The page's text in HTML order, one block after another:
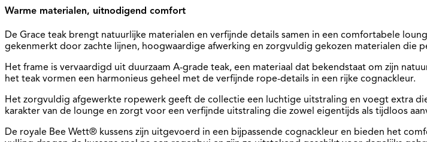
Warme materialen, uitnodigend comfort
De Grace teak brengt natuurlijke materialen en verfijnde details samen in een comfortabele
gekenmerkt door zachte lijnen, hoogwaardige afwerking en zorgvuldig gekozen materialen die
Het frame is vervaardigd uit duurzaam A-grade teak, een materiaal dat bekendstaat om zijn
het teak vormen een harmonieus geheel met de verfijnde rope-details in een rijke cognackleur.
Het zorgvuldig afgewerkte ropewerk geeft de collectie een luchtige uitstraling en voegt extra
karakter van de lounge en zorgt voor een verfijnde uitstraling die zowel eigentijds als tijdloos
De royale Bee Wett® kussens zijn uitgevoerd in een bijpassende cognackleur en bieden het